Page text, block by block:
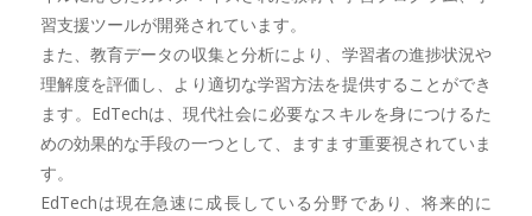
習支援ツールが開発されています。
また、教育データの収集と分析により、学習者の進捗状況や
理解度を評価し、より適切な学習方法を提供することができ
ます。EdTechは、現代社会に必要なスキルを身につけるた
めの効果的な手段の一つとして、ますます重要視されていま
す。
EdTechは現在急速に成長している分野であり、将来的に